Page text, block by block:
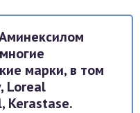
марки, в том
Loreal
Kerastase.